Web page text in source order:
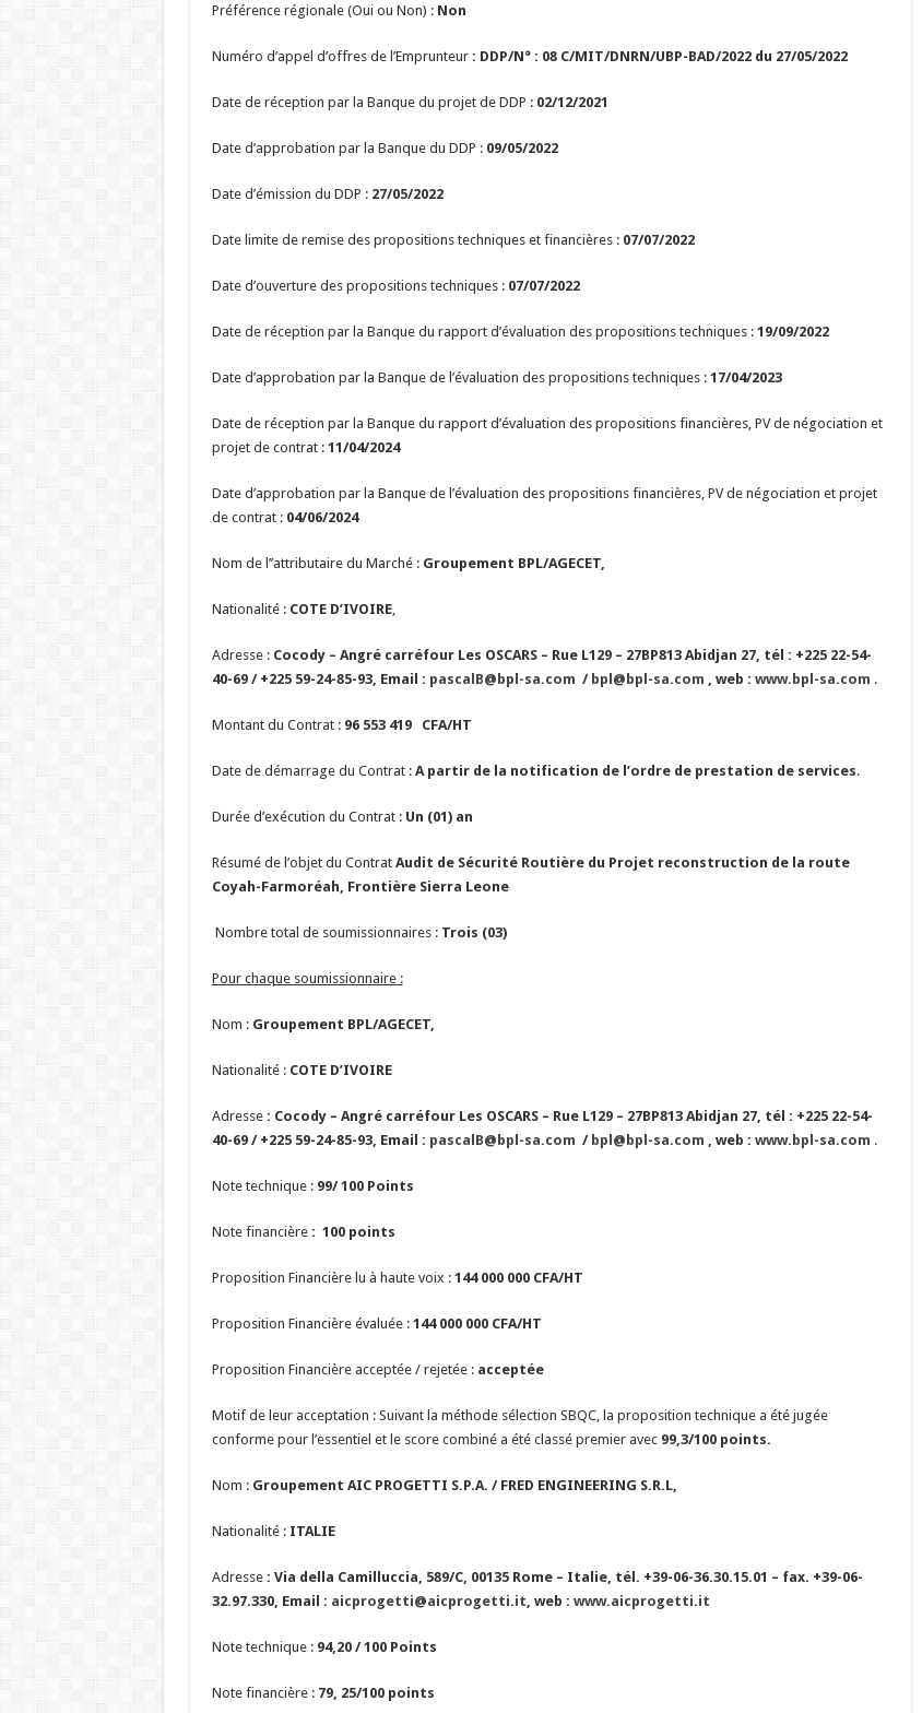
Préférence régionale (Oui ou Non) : Non
Numéro d’appel d’offres de l’Emprunteur : DDP/N° : 08 C/MIT/DNRN/UBP-BAD/2022 du 27/05/2022
Date de réception par la Banque du projet de DDP : 02/12/2021
Date d’approbation par la Banque du DDP : 09/05/2022
Date d’émission du DDP : 27/05/2022
Date limite de remise des propositions techniques et financières : 07/07/2022
Date d’ouverture des propositions techniques : 07/07/2022
Date de réception par la Banque du rapport d’évaluation des propositions techniques : 19/09/2022
Date d’approbation par la Banque de l’évaluation des propositions techniques : 17/04/2023
Date de réception par la Banque du rapport d’évaluation des propositions financières, PV de négociation et
projet de contrat : 11/04/2024
Date d’approbation par la Banque de l’évaluation des propositions financières, PV de négociation et projet
de contrat : 04/06/2024
Nom de l’’attributaire du Marché : Groupement BPL/AGECET,
Nationalité : COTE D’IVOIRE,
Adresse : Cocody – Angré carréfour Les OSCARS – Rue L129 – 27BP813 Abidjan 27, tél : +225 22-54-
40-69 / +225 59-24-85-93, Email : pascalB@bpl-sa.com / bpl@bpl-sa.com , web : www.bpl-sa.com .
Montant du Contrat : 96 553 419 CFA/HT
Date de démarrage du Contrat : A partir de la notification de l’ordre de prestation de services.
Durée d’exécution du Contrat : Un (01) an
Résumé de l’objet du Contrat Audit de Sécurité Routière du Projet reconstruction de la route
Coyah-Farmoréah, Frontière Sierra Leone
Nombre total de soumissionnaires : Trois (03)
Pour chaque soumissionnaire :
Nom : Groupement BPL/AGECET,
Nationalité : COTE D’IVOIRE
Adresse : Cocody – Angré carréfour Les OSCARS – Rue L129 – 27BP813 Abidjan 27, tél : +225 22-54-
40-69 / +225 59-24-85-93, Email : pascalB@bpl-sa.com / bpl@bpl-sa.com , web : www.bpl-sa.com .
Note technique : 99/ 100 Points
Note financière : 100 points
Proposition Financière lu à haute voix : 144 000 000 CFA/HT
Proposition Financière évaluée : 144 000 000 CFA/HT
Proposition Financière acceptée / rejetée : acceptée
Motif de leur acceptation : Suivant la méthode sélection SBQC, la proposition technique a été jugée
conforme pour l’essentiel et le score combiné a été classé premier avec 99,3/100 points.
Nom : Groupement AIC PROGETTI S.P.A. / FRED ENGINEERING S.R.L,
Nationalité : ITALIE
Adresse : Via della Camilluccia, 589/C, 00135 Rome – Italie, tél. +39-06-36.30.15.01 – fax. +39-06-
32.97.330, Email : aicprogetti@aicprogetti.it , web : www.aicprogetti.it
Note technique : 94,20 / 100 Points
Note financière : 79, 25/100 points